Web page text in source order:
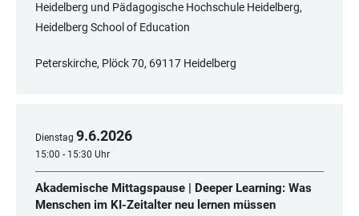
Heidelberg und Pädagogische Hochschule Heidelberg,
Heidelberg School of Education
Peterskirche, Plöck 70, 69117 Heidelberg
Dienstag 9.6.2026
15:00 - 15:30 Uhr
Akademische Mittagspause | Deeper Learning: Was
Menschen im KI-Zeitalter neu lernen müssen